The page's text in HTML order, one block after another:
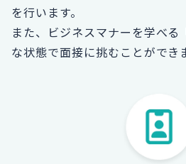
を行います。
また、ビジネスマナーを学べる
な状態で面接に挑むことができ